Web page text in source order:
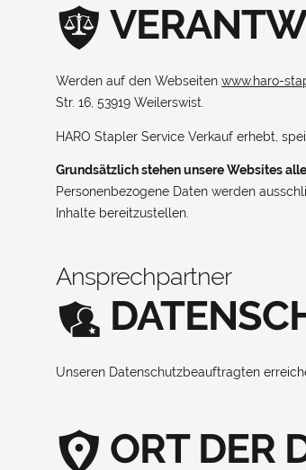
Werden auf den Webseiten www.haro-
Str. 16, 53919 Weilerswist.
HARO Stapler Service Verkauf erhebt,
Grundsätzlich stehen unsere Websites
Personenbezogene Daten werden
Inhalte bereitzustellen.
Ansprechpartner
Unseren Datenschutzbeauftragten
ORT DER